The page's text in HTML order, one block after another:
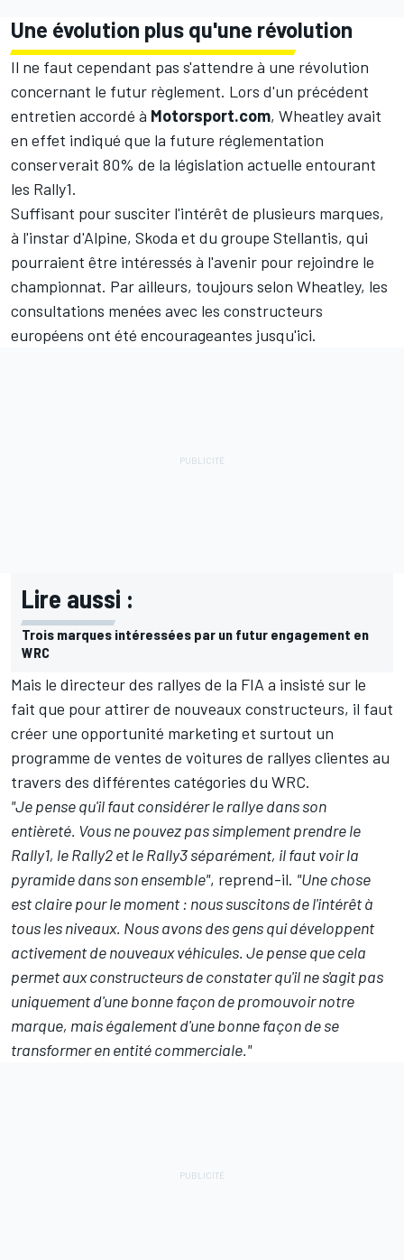
Une évolution plus qu'une révolution
Il ne faut cependant pas s'attendre à une révolution
concernant le futur règlement. Lors d'un précédent
entretien accordé à Motorsport.com, Wheatley avait
en effet indiqué que la future réglementation
conserverait 80% de la législation actuelle entourant
les Rally1.
Suffisant pour susciter l'intérêt de plusieurs marques,
à l'instar d'Alpine, Skoda et du groupe Stellantis, qui
pourraient être intéressés à l'avenir pour rejoindre le
championnat. Par ailleurs, toujours selon Wheatley, les
consultations menées avec les constructeurs
européens ont été encourageantes jusqu'ici.
Lire aussi :
Trois marques intéressées par un futur engagement en
WRC
Mais le directeur des rallyes de la FIA a insisté sur le
fait que pour attirer de nouveaux constructeurs, il faut
créer une opportunité marketing et surtout un
programme de ventes de voitures de rallyes clientes au
travers des différentes catégories du WRC.
"Je pense qu'il faut considérer le rallye dans son
entièreté. Vous ne pouvez pas simplement prendre le
Rally1, le Rally2 et le Rally3 séparément, il faut voir la
pyramide dans son ensemble", reprend-il. "Une chose
est claire pour le moment : nous suscitons de l'intérêt à
tous les niveaux. Nous avons des gens qui développent
activement de nouveaux véhicules. Je pense que cela
permet aux constructeurs de constater qu'il ne s'agit pas
uniquement d'une bonne façon de promouvoir notre
marque, mais également d'une bonne façon de se
transformer en entité commerciale."